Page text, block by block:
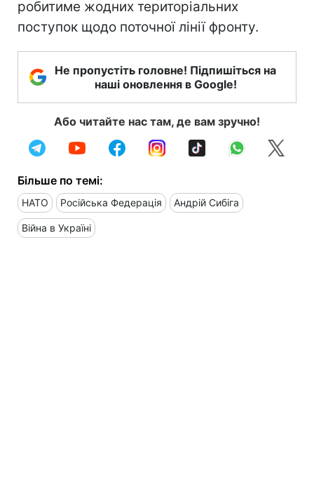
робитиме жодних територіальних
поступок щодо поточної лінії фронту.
Не пропустіть головне! Підпишіться на
наші оновлення в Google!
Або читайте нас там, де вам зручно!
Більше по темі:
НАТО Російська Федерація Андрій Сибіга
Війна в Україні